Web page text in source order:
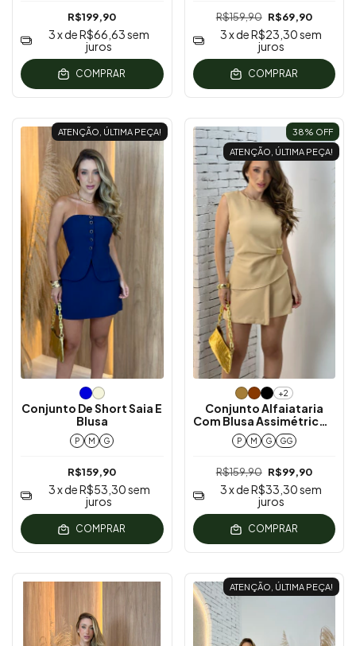
R$199,90
3x deR$66,63sem
juros
COMPRAR
R$159,90 R$69,90
3x deR$23,30sem
juros
COMPRAR
ATENÇÃO, ÚLTIMA PEÇA!
Conjunto De Short Saia E
Blusa
P M G
R$159,90
3x deR$53,30sem
juros
COMPRAR
38% OFF
ATENÇÃO, ÚLTIMA PEÇA!
+2
Conjunto Alfaiataria
Com Blusa Assimétrica E
Short Saia
P M G GG
R$159,90 R$99,90
3x deR$33,30sem
juros
COMPRAR
ATENÇÃO, ÚLTIMA PEÇA!